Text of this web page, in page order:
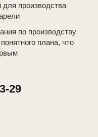
для производства
по производству
плана, что
29